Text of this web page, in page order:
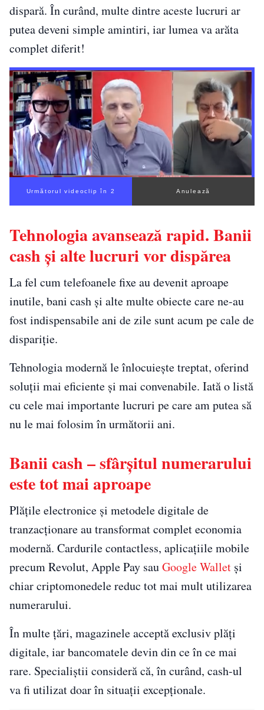
dispară. În curând, multe dintre aceste lucruri ar
putea deveni simple amintiri, iar lumea va arăta
complet diferit!
Următorul videoclip în 1 Anulează
Tehnologia avansează rapid. Banii
cash și alte lucruri vor dispărea
La fel cum telefoanele fixe au devenit aproape
inutile, bani cash și alte multe obiecte care ne-au
fost indispensabile ani de zile sunt acum pe cale de
dispariție.
Tehnologia modernă le înlocuiește treptat, oferind
soluții mai eficiente și mai convenabile. Iată o listă
cu cele mai importante lucruri pe care am putea să
nu le mai folosim în următorii ani.
Banii cash – sfârșitul numerarului
este tot mai aproape
Plățile electronice și metodele digitale de
tranzacționare au transformat complet economia
modernă. Cardurile contactless, aplicațiile mobile
precum Revolut, Apple Pay sauGoogle Wallet și
chiar criptomonedele reduc tot mai mult utilizarea
numerarului.
În multe țări, magazinele acceptă exclusiv plăți
digitale, iar bancomatele devin din ce în ce mai
rare. Specialiștii consideră că, în curând, cash-ul
va fi utilizat doar în situații excepționale.